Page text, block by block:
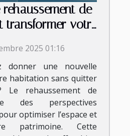
de
transformer votre
2025 01:16
donner une nouvelle
habitation sans quitter
Le rehaussement de
des perspectives
optimiser l’espace et
patrimoine. Cette